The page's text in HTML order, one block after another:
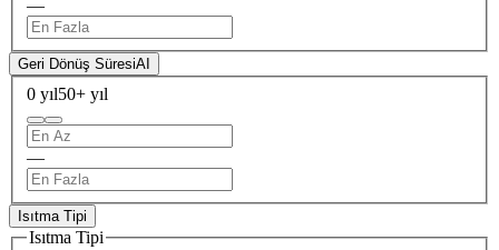
—
Geri Dönüş SüresiAI
0 yıl50+ yıl
—
Isıtma Tipi
Isıtma Tipi